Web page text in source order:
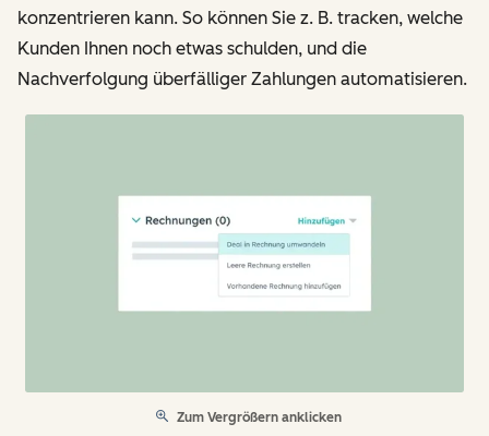
konzentrieren kann. So können Sie z. B. tracken, welche
Kunden Ihnen noch etwas schulden, und die
Nachverfolgung überfälliger Zahlungen automatisieren.
Zum Vergrößern anklicken